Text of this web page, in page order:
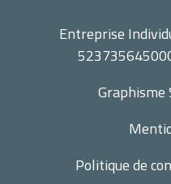
Entreprise
Graphisme
Politique de